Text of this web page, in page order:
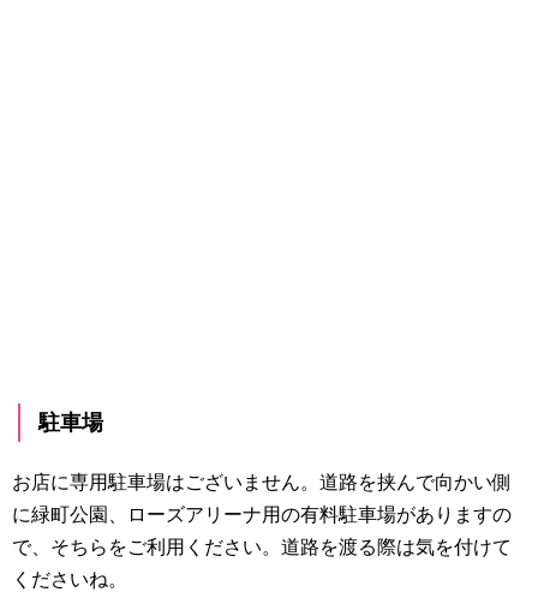
駐車場
お店に専用駐車場はございません。道路を挟んで向かい側
に緑町公園、ローズアリーナ用の有料駐車場がありますの
で、そちらをご利用ください。道路を渡る際は気を付けて
くださいね。